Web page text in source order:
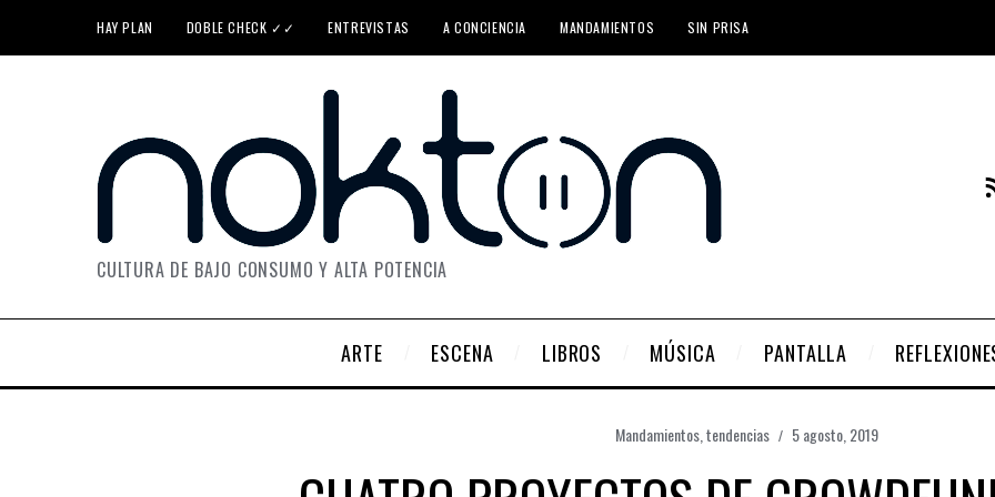
HAY PLAN DOBLE CHECK ✓✓ ENTREVISTAS A CONCIENCIA MANDAMIENTOS SIN PRISA
CULTURA DE BAJO CONSUMO Y ALTA POTENCIA
ARTE ESCENA LIBROS MÚSICA PANTALLA
Mandamientos, tendencias 5 agosto, 2019